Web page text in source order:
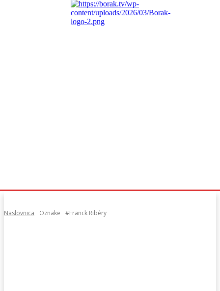
Naslovnica Oznake #Franck Ribéry